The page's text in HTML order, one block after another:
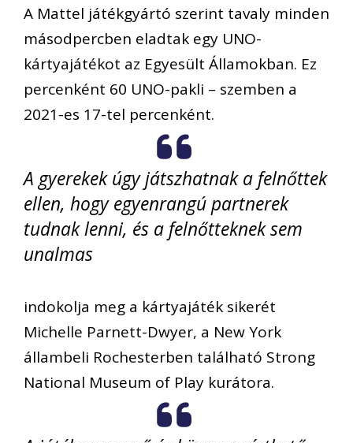
A Mattel játékgyártó szerint tavaly minden
másodpercben eladtak egy UNO-
kártyajátékot az Egyesült Államokban. Ez
percenként 60 UNO-pakli – szemben a
2021-es 17-tel percenként.
A gyerekek úgy játszhatnak a felnőttek
ellen, hogy egyenrangú partnerek
tudnak lenni, és a felnőtteknek sem
unalmas
indokolja meg a kártyajáték sikerét
Michelle Parnett-Dwyer, a New York
állambeli Rochesterben található Strong
National Museum of Play kurátora.